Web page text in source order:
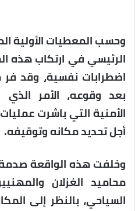
وحسب المعطيات الأولية
الرئيسي في ارتكاب هذه
اضطرابات نفسية، وقد
بعد وقوعه، الأمر
الأمنية التي باشرت
أجل تحديد مكانه وتوقيفه.
وخلفت هذه الواقعة
محاميد الغزلان
السياحي، بالنظر إلى